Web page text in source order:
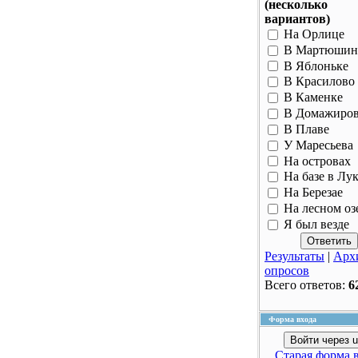
(несколько
вариантов)
На Орлице
В
В Яблоньке
В Красилово
В Каменке
В
В Плаве
У Маресьева
На островах
На базе в
На Березае
На лесном
Я был везде
Результаты |
опросов
Всего ответов:
Форма входа
Войти через
Старая форма